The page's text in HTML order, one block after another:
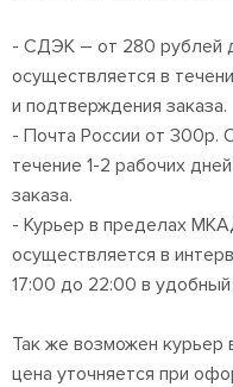
- СДЭК – от 280 рублей
осуществляется в
и подтверждения заказа.
- Почта России от 300р.
течение 1-2 рабочих
заказа.
- Курьер в пределах
осуществляется в
17:00 до 22:00 в
Так же возможен
цена уточняется при